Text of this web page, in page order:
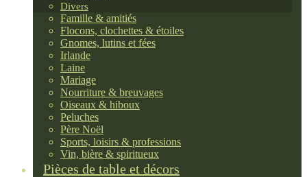
Divers
Famille & amitiés
Flocons, clochettes & étoiles
Gnomes, lutins et fées
Irlande
Laine
Mariage
Nourriture & breuvages
Oiseaux & hiboux
Peluches
Père Noël
Sports, loisirs & professions
Vin, bière & spiritueux
Pièces de table et décors